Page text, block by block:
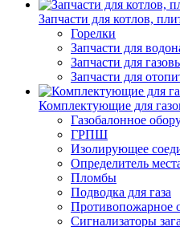
Запчасти для котлов,
Горелки
Запчасти для
Запчасти для
Запчасти для
Комплектующие для
Газобалонное
ГРПШ
Изолирующее
Определитель
Пломбы
Подводка для газа
Противопожарное
Сигнализаторы